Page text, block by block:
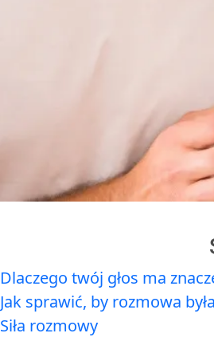
Dlaczego twój głos ma
Jak sprawić, by rozmowa
Siła rozmowy